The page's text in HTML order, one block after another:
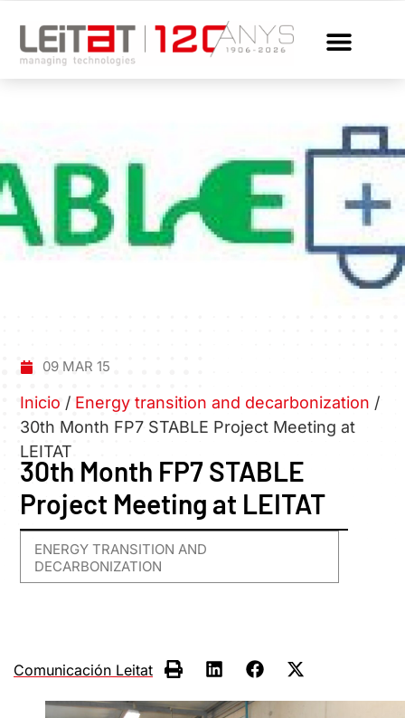
09 MAR 15
Inicio / Energy transition and decarbonization /
30th Month FP7 STABLE Project Meeting at
LEITAT
30th Month FP7 STABLE
Project Meeting at LEITAT
ENERGY TRANSITION AND
DECARBONIZATION
Comunicación Leitat